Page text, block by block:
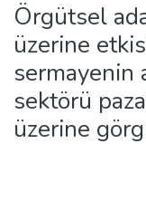
Örgütsel
üzerine
sermayenin
sektörü
üzerine